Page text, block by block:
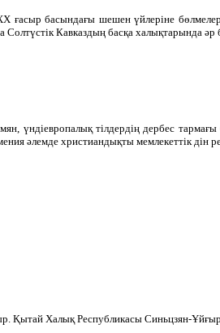
ғасыр басындағы шешен үйлеріне
Кавказдың басқа халықтарында әр
үндіевропалық тілдердің дербес
әлемде христиандықты мемлекеттік дін
Қытай Халық Республикасы Синьцзян-